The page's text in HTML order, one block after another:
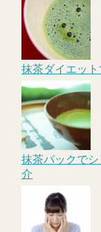
抹茶ダイエッ
抹茶パックで
介